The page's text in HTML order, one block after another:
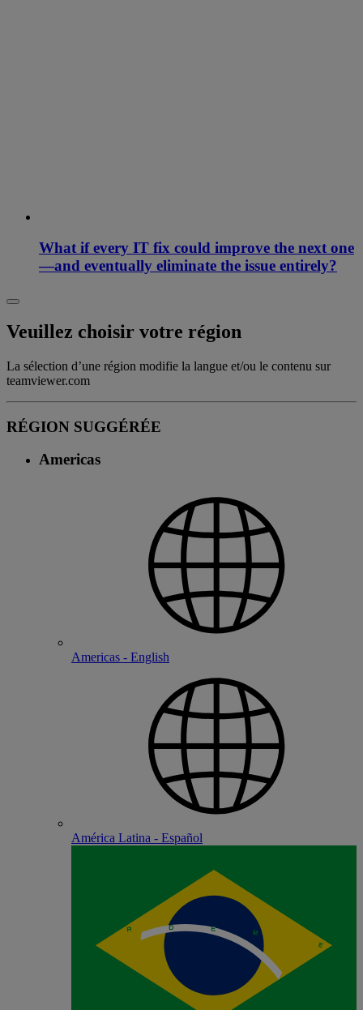
What if every IT fix could improve the next one
—and eventually eliminate the issue entirely?
Veuillez choisir votre région
La sélection d’une région modifie la langue et/ou le contenu sur
teamviewer.com
RÉGION SUGGÉRÉE
Americas
Americas - English
América Latina - Español